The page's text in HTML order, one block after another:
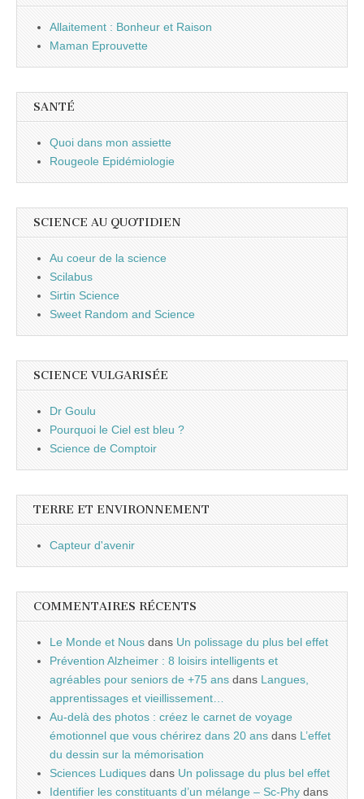
Allaitement : Bonheur et Raison
Maman Eprouvette
SANTÉ
Quoi dans mon assiette
Rougeole Epidémiologie
SCIENCE AU QUOTIDIEN
Au coeur de la science
Scilabus
Sirtin Science
Sweet Random and Science
SCIENCE VULGARISÉE
Dr Goulu
Pourquoi le Ciel est bleu ?
Science de Comptoir
TERRE ET ENVIRONNEMENT
Capteur d'avenir
COMMENTAIRES RÉCENTS
Le Monde et Nous dans Un polissage du plus bel effet
Prévention Alzheimer : 8 loisirs intelligents et
agréables pour seniors de +75 ans dans Langues,
apprentissages et vieillissement…
Au-delà des photos : créez le carnet de voyage
émotionnel que vous chérirez dans 20 ans dans L’effet
du dessin sur la mémorisation
Sciences Ludiques dans Un polissage du plus bel effet
Identifier les constituants d’un mélange – Sc-Phy dans